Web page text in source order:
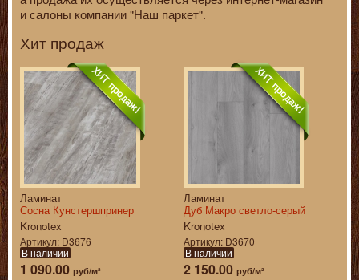
и салоны компании "Наш паркет".
Хит продаж
Ламинат
Сосна Кунстершпринер
Kronotex
Артикул D3676
В наличии
1 090.00 руб/м²
Ламинат
Дуб Макро светло-серый
Kronotex
Артикул D3670
В наличии
2 150.00 руб/м²